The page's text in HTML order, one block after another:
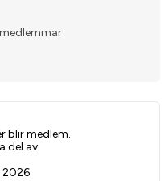
blir medlem.
del av
2026